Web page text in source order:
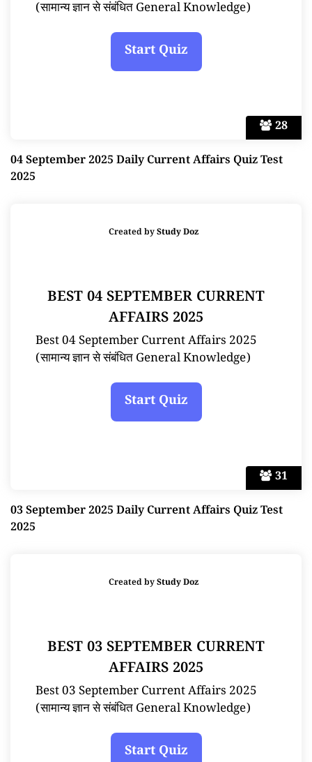
28
(सामान्य ज्ञान से संबंधित General Knowledge)
04 September 2025 Daily Current Affairs Quiz Test
2025
31
Created byStudy Doz
BEST 04 SEPTEMBER CURRENT
AFFAIRS 2025
Best 04 September Current Affairs 2025
(सामान्य ज्ञान से संबंधित General Knowledge)
03 September 2025 Daily Current Affairs Quiz Test
2025
Created byStudy Doz
BEST 03 SEPTEMBER CURRENT
AFFAIRS 2025
Best 03 September Current Affairs 2025
(सामान्य ज्ञान से संबंधित General Knowledge)